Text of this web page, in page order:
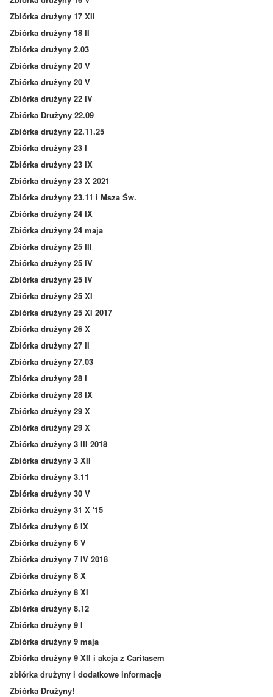
Zbiórka drużyny 17 XII
Zbiórka drużyny 18 II
Zbiórka drużyny 2.03
Zbiórka drużyny 20 V
Zbiórka drużyny 20 V
Zbiórka drużyny 22 IV
Zbiórka Drużyny 22.09
Zbiórka drużyny 22.11.25
Zbiórka drużyny 23 I
Zbiórka drużyny 23 IX
Zbiórka drużyny 23 X 2021
Zbiórka drużyny 23.11 i Msza Św.
Zbiórka drużyny 24 IX
Zbiórka drużyny 24 maja
Zbiórka drużyny 25 III
Zbiórka drużyny 25 IV
Zbiórka drużyny 25 IV
Zbiórka drużyny 25 XI
Zbiórka drużyny 25 XI 2017
Zbiórka drużyny 26 X
Zbiórka drużyny 27 II
Zbiórka drużyny 27.03
Zbiórka drużyny 28 I
Zbiórka drużyny 28 IX
Zbiórka drużyny 29 X
Zbiórka drużyny 29 X
Zbiórka drużyny 3 III 2018
Zbiórka drużyny 3 XII
Zbiórka drużyny 3.11
Zbiórka drużyny 30 V
Zbiórka drużyny 31 X '15
Zbiórka drużyny 6 IX
Zbiórka drużyny 6 V
Zbiórka drużyny 7 IV 2018
Zbiórka drużyny 8 X
Zbiórka drużyny 8 XI
Zbiórka drużyny 8.12
Zbiórka drużyny 9 I
Zbiórka drużyny 9 maja
Zbiórka drużyny 9 XII i akcja z Caritasem
zbiórka drużyny i dodatkowe informacje
Zbiórka Drużyny!